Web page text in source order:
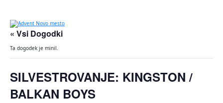
« Vsi Dogodki
Ta dogodek je minil.
SILVESTROVANJE: KINGSTON /
BALKAN BOYS